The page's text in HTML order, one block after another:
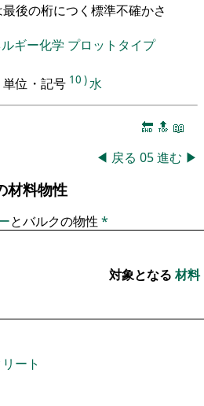
後の桁につく標準不確かさ
ギー化学 プロットタイプ
位・記号 10 )水
🔚 🔝 📖
◀ 戻る 05進む ▶
材料物性
とバルクの物性*
対象となる材料
ート